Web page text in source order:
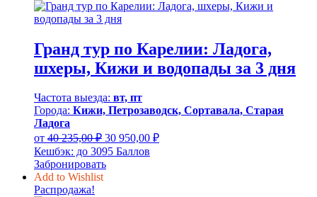
Гранд тур по Карелии: Ладога,
шхеры, Кижи и водопады за 3 дня
Частота выезда: вт, пт
Города: Кижи, Петрозаводск, Сортавала, Старая
Ладога
от 40 235,00₽ Первоначальная
цена
составляла
40
30 950,00 ₽Текущая
Кешбэк: до 3095 Баллов
Забронировать
Add to Wishlist
Распродажа!